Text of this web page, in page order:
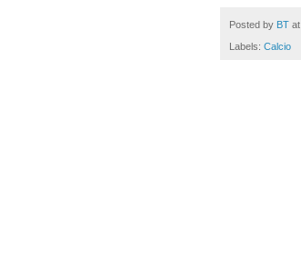
Posted by BT at
Labels: Calcio